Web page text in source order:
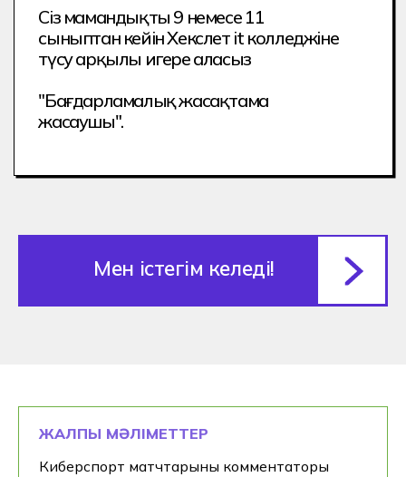
ЖАЛПЫ МӘЛІМЕТТЕР
Киберспорт матчтарының комментаторы